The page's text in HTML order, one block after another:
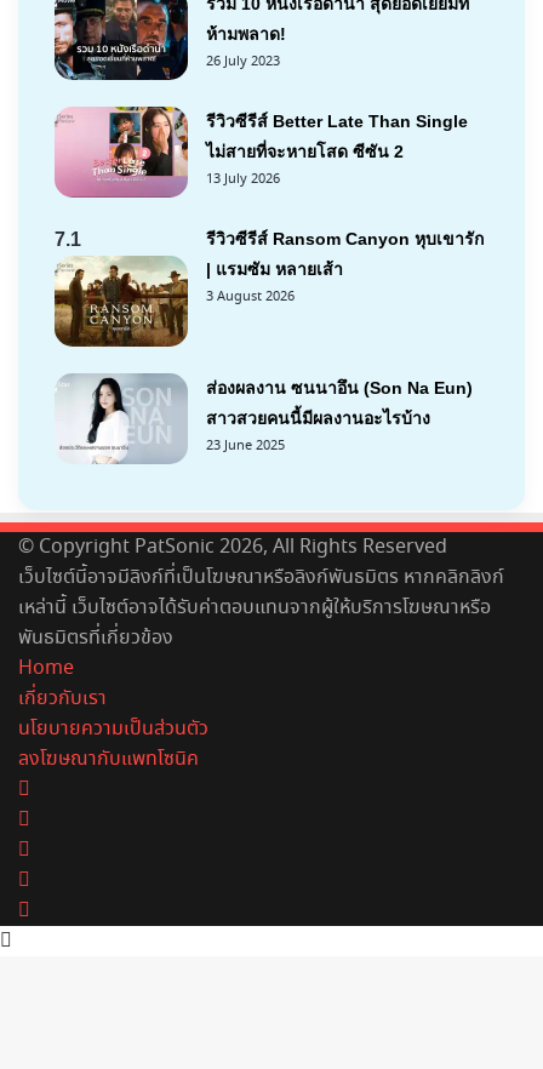
ห้ามพลาด!
26 July 2023
รีวิวซีรีส์ Better Late Than Single
ไม่สายที่จะหายโสด ซีซัน 2
13 July 2026
7.1
รีวิวซีรีส์ Ransom Canyon หุบเขารัก
| แรมซัม หลายเส้า
3 August 2026
ส่องผลงาน ซนนาอึน (Son Na Eun)
สาวสวยคนนี้มีผลงานอะไรบ้าง
23 June 2025
© Copyright PatSonic 2026, All Rights Reserved
เว็บไซต์นี้อาจมีลิงก์ที่เป็นโฆษณาหรือลิงก์พันธมิตร หากคลิกลิงก์
เหล่านี้ เว็บไซต์อาจได้รับค่าตอบแทนจากผู้ให้บริการโฆษณาหรือ
พันธมิตรที่เกี่ยวข้อง
Home
เกี่ยวกับเรา
นโยบายความเป็นส่วนตัว
ลงโฆษณากับแพทโซนิค